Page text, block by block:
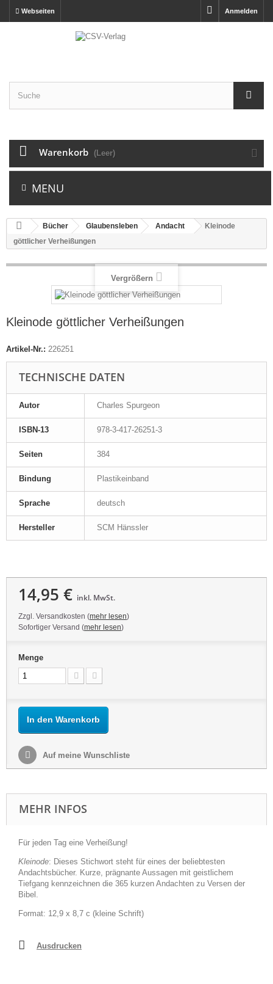
Anmelden
Webseiten
Warenkorb (Leer)
MENU
Bücher Glaubensleben Andacht
Kleinode
göttlicher Verheißungen
Vergrößern
Kleinode göttlicher Verheißungen
Artikel-Nr.: 226251
TECHNISCHE DATEN
Autor Charles Spurgeon
ISBN-13 978-3-417-26251-3
Seiten 384
Bindung Plastikeinband
Sprache deutsch
Hersteller SCM Hänssler
14,95 € inkl. MwSt.
Zzgl. Versandkosten (mehr lesen)
Sofortiger Versand (mehr lesen)
Menge
In den Warenkorb
Auf meine Wunschliste
MEHR INFOS
Für jeden Tag eine Verheißung!
Kleinode: Dieses Stichwort steht für eines der beliebtesten
Andachtsbücher. Kurze, prägnante Aussagen mit geistlichem
Tiefgang kennzeichnen die 365 kurzen Andachten zu Versen der
Bibel.
Format: 12,9 x 8,7 c (kleine Schrift)
Ausdrucken